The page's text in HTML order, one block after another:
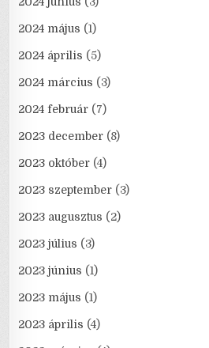
2024 május (1)
2024 április (5)
2024 március (3)
2024 február (7)
2023 december (8)
2023 október (4)
2023 szeptember (3)
2023 augusztus (2)
2023 július (3)
2023 június (1)
2023 május (1)
2023 április (4)